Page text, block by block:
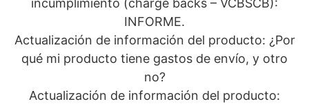
INFORME.
Actualización de información del producto: ¿Por
qué mi producto tiene gastos de envío, y otro
no?
Actualización de información del producto: